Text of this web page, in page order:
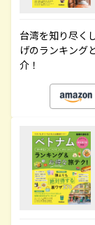
台湾を知り尽く
げのランキング
介！